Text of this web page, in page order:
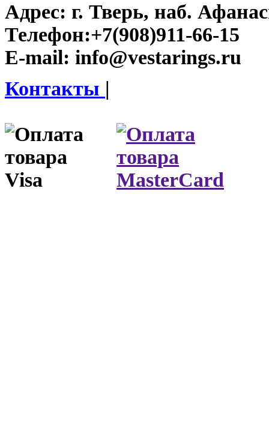
Адрес: г. Тверь, наб.
Телефон:+7(908)911-66-15
E-mail: info@vestarings.ru
Контакты |